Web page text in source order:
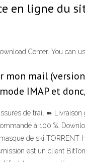
en ligne du
Center. You can
mon mail
IMAP et
de trail ➽
à 100 %.
de ski
est un client